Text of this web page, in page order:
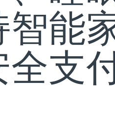
智能
全支